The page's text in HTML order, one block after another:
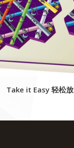
Take it Easy 轻松放